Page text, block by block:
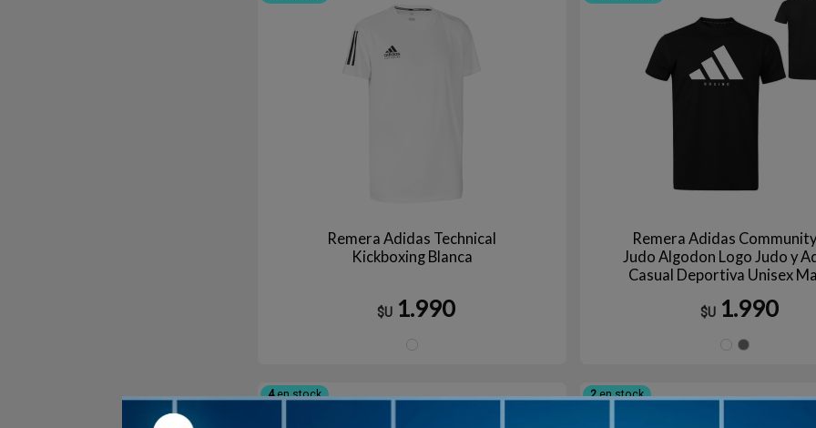
Remera Adidas Technical
Kickboxing Blanca
$U 1.990
Remera Adidas
Judo Algodon Logo Judo y
Casual Deportiva Unisex
$U 1.990
4en stock 2en stock